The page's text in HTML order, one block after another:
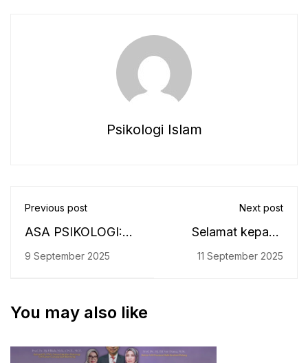
Psikologi Islam
Previous post
ASA PSIKOLOGI:
Merajut Kisah,
9 September 2025
Next post
Selamat kepada
Peserta Yudisium
11 September 2025
You may also like